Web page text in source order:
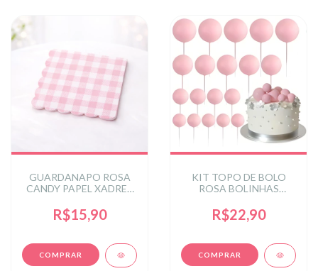
GUARDANAPO ROSA
CANDY PAPEL XADREZ
33X33CM C/20
R$15,90
KIT TOPO DE BOLO
ROSA BOLINHAS
UN - ROSA
R$22,90